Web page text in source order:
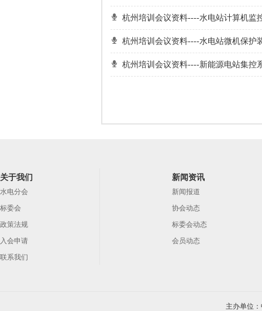
杭州培训会议资料----水电站计算机监
杭州培训会议资料----水电站微机保护
杭州培训会议资料----新能源电站集控
关于我们
水电分会
标委会
政策法规
入会申请
联系我们
新闻资讯
新闻报道
协会动态
标委会动态
会员动态
主办单位